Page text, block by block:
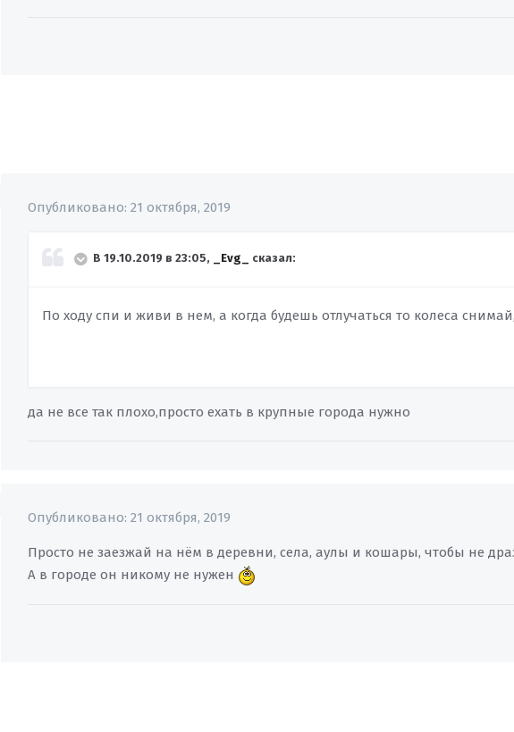
Опубликовано:21 октября, 2019
В 19.10.2019 в 23:05, _Evg_ сказал:
По ходу спи и живи в нем, а когда будешь отлучаться то колеса
да не все так плохо,просто ехать в крупные города нужно
Опубликовано:21 октября, 2019
Просто не заезжай на нём в деревни, села, аулы и кошары, чтобы не
А в городе он никому не нужен